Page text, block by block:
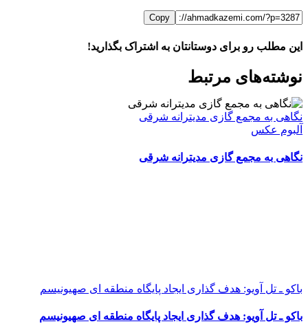
Copy
این مطلب رو برای دوستانتان به اشتراک بگذارید!
FacebookX
LinkedIn
WhatsApp
Telegram
ایمیل
نوشته‌‌های مرتبط
نگاهی به مجمع گازی مدیترانه شرقی
آلبوم عکس
نگاهی به مجمع گازی مدیترانه شرقی
باکو ـ تل آویو: هدف گذاری ایجاد پایگاه منطقه ای صهیونیسم
باکو ـ تل آویو: هدف گذاری ایجاد پایگاه منطقه ای صهیونیسم